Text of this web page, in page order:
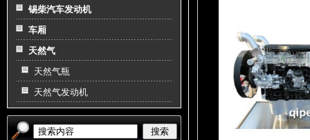
锡柴汽车发动机
车厢
天然气
天然气瓶
天然气发动机
搜索